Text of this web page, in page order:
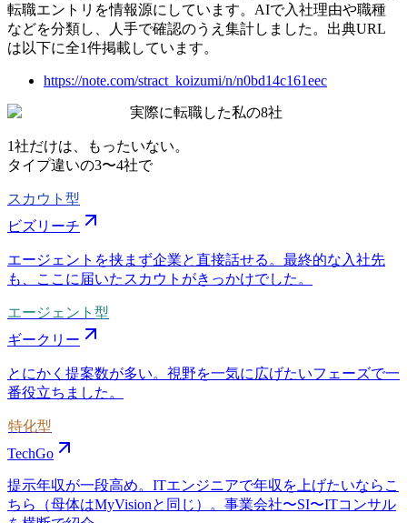
転職エントリを情報源にしています。AIで入社理由や職種
などを分類し、人手で確認のうえ集計しました。出典URL
は以下に全1件掲載しています。
https://note.com/stract_koizumi/n/n0bd14c161eec
実際に転職した私の8社
1社だけは、もったいない。
タイプ違いの3〜4社で
スカウト型
ビズリーチ
エージェントを挟まず企業と直接話せる。最終的な入社先
も、ここに届いたスカウトがきっかけでした。
エージェント型
ギークリー
とにかく提案数が多い。視野を一気に広げたいフェーズで一
番役立ちました。
特化型
TechGo
提示年収が一段高め。ITエンジニアで年収を上げたいならこ
ちら（母体はMyVisionと同じ）。事業会社〜SI〜ITコンサル